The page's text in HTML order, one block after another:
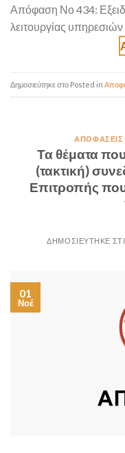
Απόφαση Νο 434:
λειτουργίας
Posted in
ΑΠΟΦΆΣΕΙΣ
Τα θέματα
(τακτική)
Επιτροπής
01
Νοέ